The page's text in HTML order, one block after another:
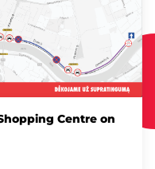
Centre on